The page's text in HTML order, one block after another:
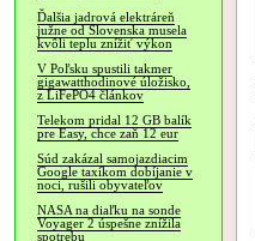
Ďalšia jadrová elektráreň
južne od Slovenska musela
kvôli teplu znížiť výkon
V Poľsku spustili takmer
gigawatthodinové úložisko,
z LiFePO4 článkov
Telekom pridal 12 GB balík
pre Easy, chce zaň 12 eur
Súd zakázal samojazdiacim
Google taxíkom dobíjanie v
noci, rušili obyvateľov
NASA na diaľku na sonde
Voyager 2 úspešne znížila
spotrebu